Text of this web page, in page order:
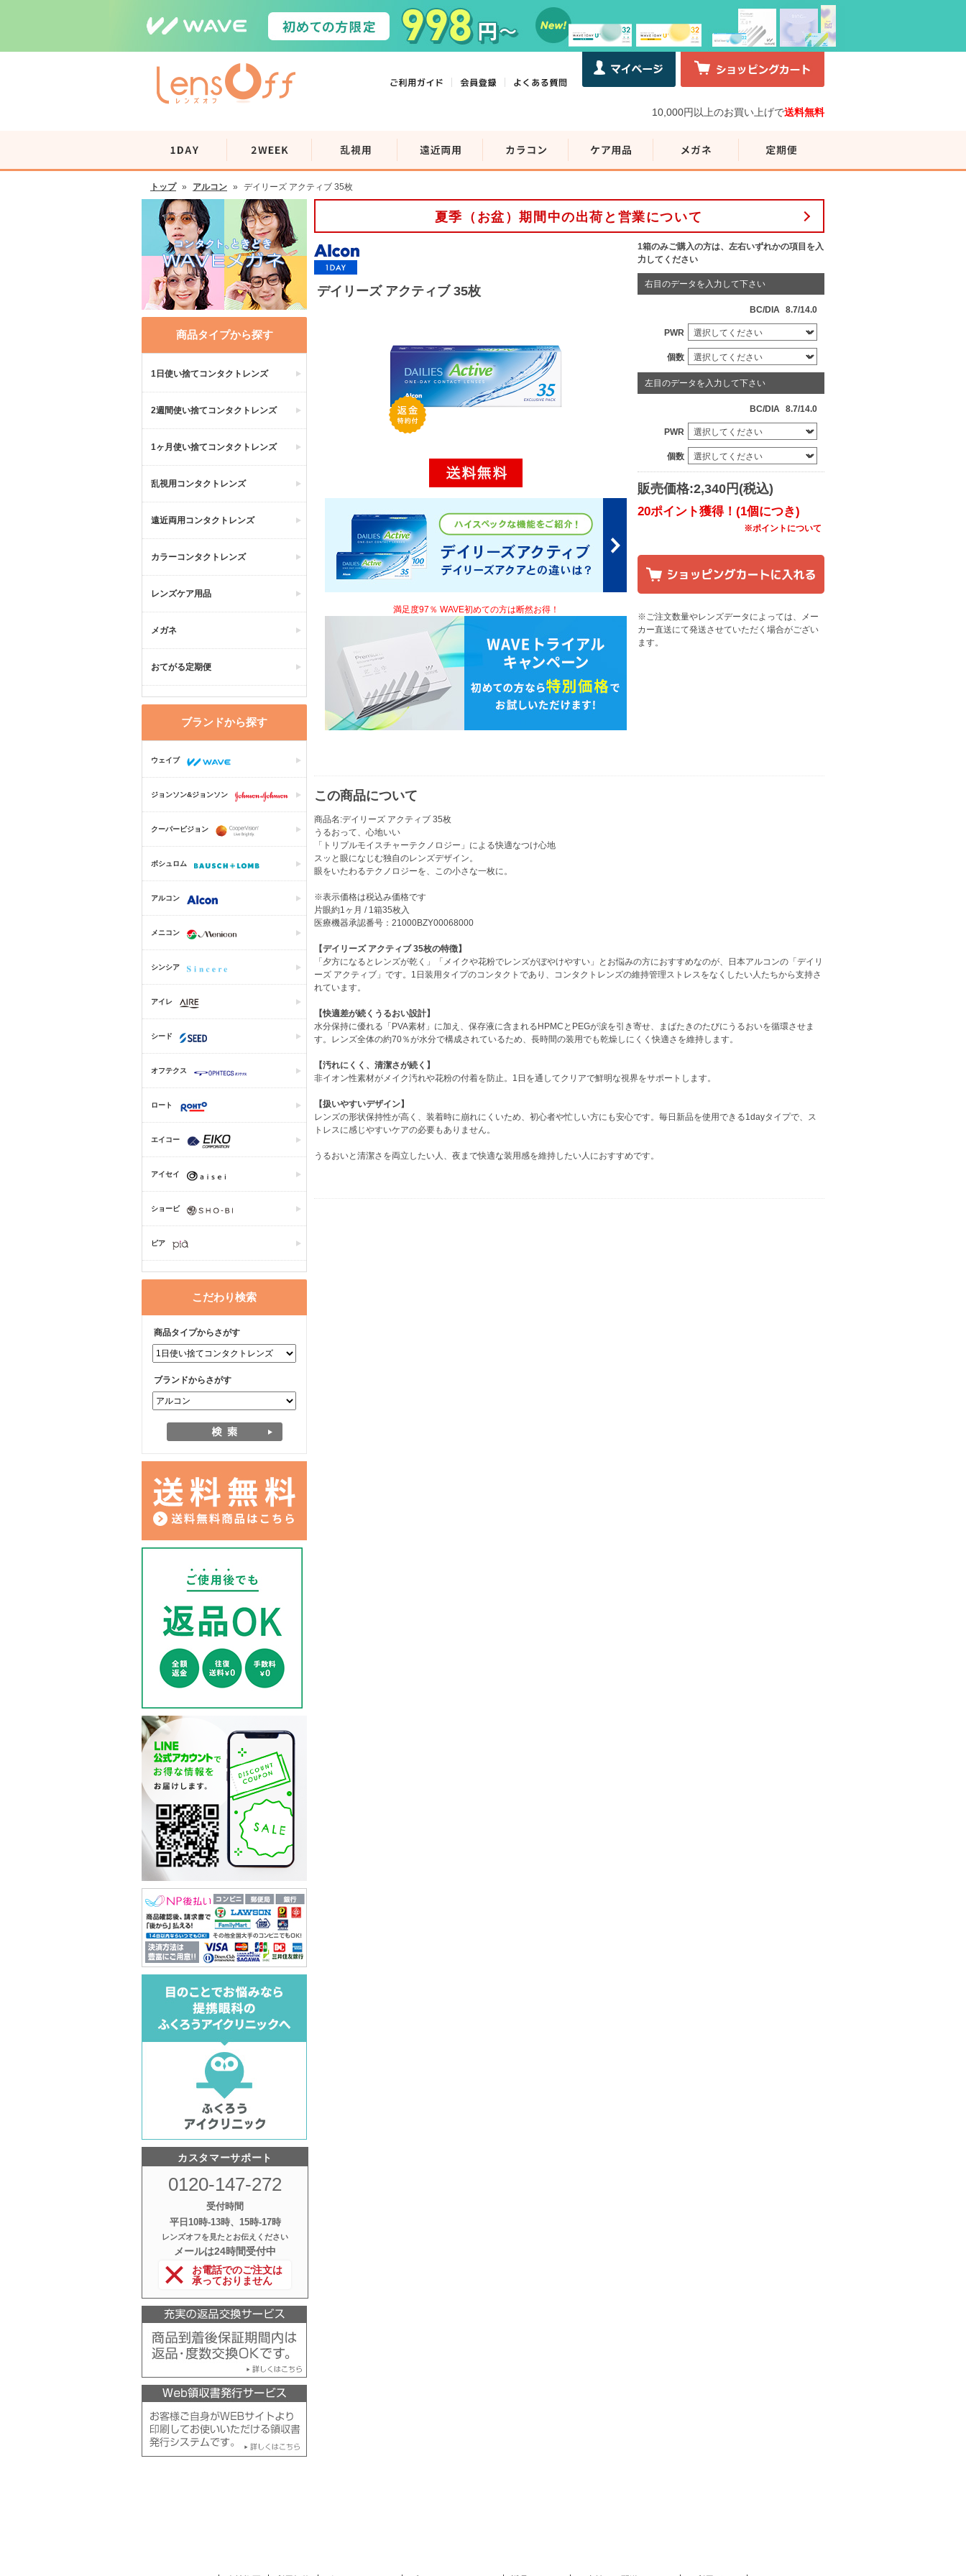
10,000円以上のお買い上げで送料無料
トップ » アルコン » デイリーズ アクティブ 35枚
商品タイプから探す
1日使い捨てコンタクトレンズ
2週間使い捨てコンタクトレンズ
1ヶ月使い捨てコンタクトレンズ
乱視用コンタクトレンズ
遠近両用コンタクトレンズ
カラーコンタクトレンズ
レンズケア用品
メガネ
おてがる定期便
ブランドから探す
ウェイブ
ジョンソン&ジョンソン
クーパービジョン
ボシュロム
アルコン
メニコン
シンシア
アイレ
シード
オフテクス
ロート
エイコー
アイセイ
ショービ
ピア
こだわり検索
商品タイプからさがす
ブランドからさがす
カスタマーサポート
0120-147-272
受付時間
平日10時‐13時、15時‐17時
レンズオフを見たとお伝えください
メールは24時間受付中
お電話でのご注文は
承っておりません
夏季（お盆）期間中の出荷と営業について
デイリーズ アクティブ 35枚
満足度97％ WAVE初めての方は断然お得！
1箱のみご購入の方は、左右いずれかの項目を入
力してください
右目のデータを入力して下さい
BC/DIA 8.7/14.0
PWR
個数
左目のデータを入力して下さい
BC/DIA 8.7/14.0
PWR
個数
販売価格:2,340円(税込)
20ポイント獲得！(1個につき)
※ポイントについて
※ご注文数量やレンズデータによっては、メー
カー直送にて発送させていただく場合がござい
ます。
この商品について
商品名:デイリーズ アクティブ 35枚
うるおって、心地いい
「トリプルモイスチャーテクノロジー」による快適なつけ心地
スッと眼になじむ独自のレンズデザイン。
眼をいたわるテクノロジーを、この小さな一枚に。
※表示価格は税込み価格です
片眼約1ヶ月 / 1箱35枚入
医療機器承認番号：21000BZY00068000
【デイリーズ アクティブ 35枚の特徴】
「夕方になるとレンズが乾く」「メイクや花粉でレンズがぼやけやすい」とお悩みの方におすすめなのが、日本アルコンの「デイリ
ーズ アクティブ」です。1日装用タイプのコンタクトであり、コンタクトレンズの維持管理ストレスをなくしたい人たちから支持さ
れています。
【快適差が続くうるおい設計】
水分保持に優れる「PVA素材」に加え、保存液に含まれるHPMCとPEGが涙を引き寄せ、まばたきのたびにうるおいを循環させま
す。レンズ全体の約70％が水分で構成されているため、長時間の装用でも乾燥しにくく快適さを維持します。
【汚れにくく、清潔さが続く】
非イオン性素材がメイク汚れや花粉の付着を防止。1日を通してクリアで鮮明な視界をサポートします。
【扱いやすいデザイン】
レンズの形状保持性が高く、装着時に崩れにくいため、初心者や忙しい方にも安心です。毎日新品を使用できる1dayタイプで、ス
トレスに感じやすいケアの必要もありません。
うるおいと清潔さを両立したい人、夜まで快適な装用感を維持したい人におすすめです。